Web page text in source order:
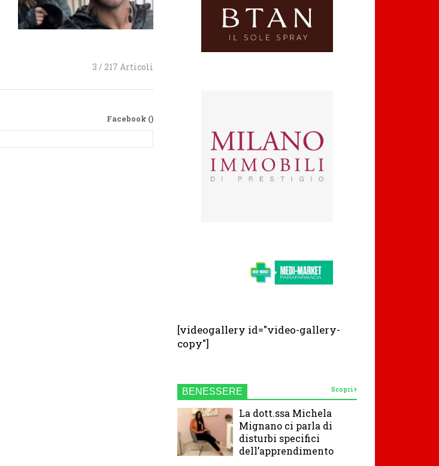
3 / 217 Articoli
Facebook ()
[videogallery id="video-gallery-
copy"]
BENESSERE Scopri
La dott.ssa Michela
Mignano ci parla di
disturbi specifici
dell’apprendimento